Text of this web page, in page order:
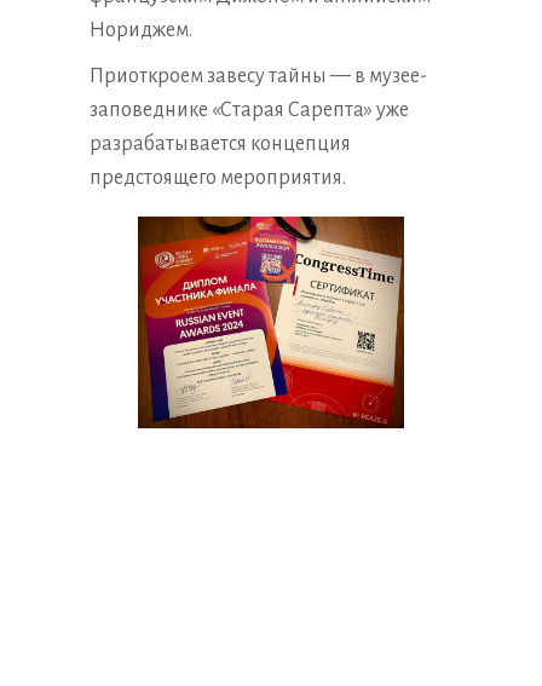
Нориджем.
Приоткроем завесу тайны — в музее-
заповеднике «Старая Сарепта» уже
разрабатывается концепция
предстоящего мероприятия.